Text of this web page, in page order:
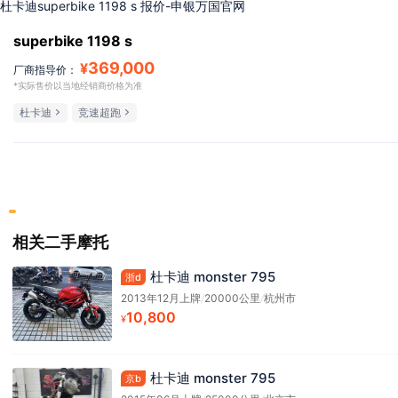
杜卡迪superbike 1198 s 报价-申银万国官网
superbike 1198 s
厂商指导价： ¥369,000
*实际售价以当地经销商价格为准
杜卡迪 竞速超跑
相关二手摩托
浙d 杜卡迪 monster 795
2013年12月上牌/20000公里 /杭州市
¥10,800
京b 杜卡迪 monster 795